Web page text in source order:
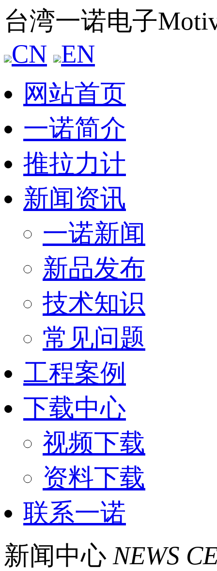
台湾一诺电子
CN EN
网站首页
一诺简介
推拉力计
新闻资讯
一诺新闻
新品发布
技术知识
常见问题
工程案例
下载中心
视频下载
资料下载
联系一诺
新闻中心 NEWS